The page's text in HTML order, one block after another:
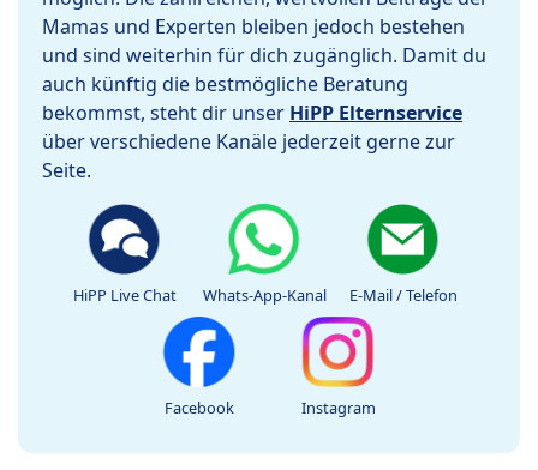
Mamas und Experten bleiben jedoch bestehen
und sind weiterhin für dich zugänglich. Damit du
auch künftig die bestmögliche Beratung
bekommst, steht dir unser HiPP Elternservice
über verschiedene Kanäle jederzeit gerne zur
Seite.
HiPP Live Chat Whats-App-Kanal E-Mail / Telefon
Facebook Instagram